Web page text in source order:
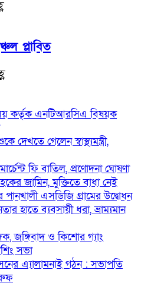
প্লাবিত
কর্তৃক এনটিআরসিএ বিষয়ক
গেলেন স্বাস্থ্যমন্ত্রী,
ফি বাতিল, প্রণোদনা ঘোষণা
জামিন, মুক্তিতে বাধা নেই
এসডিজি গ্রামের উদ্বোধন
হাতে ব্যবসায়ী ধরা, ভ্রাম্যমান
জঙ্গিবাদ ও কিশোর গ্যাং
সভা
এ্যালামনাই গঠন : সভাপতি